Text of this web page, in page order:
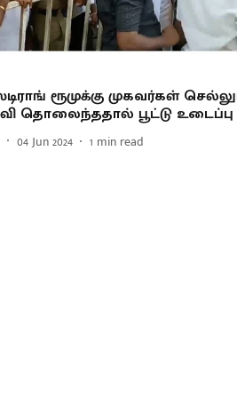
ரூமுக்கு முகவர்கள்
தொலைந்ததால் பூட்டு உடைப்பு
04 Jun 2024 1 min read